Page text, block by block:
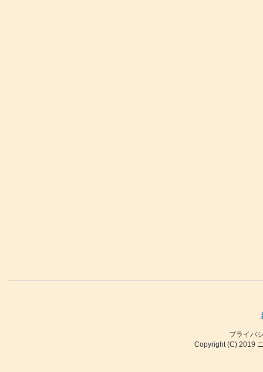
プライバ
Copyright (C) 2019